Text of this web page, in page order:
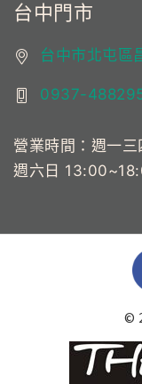
台中門市
台中市北屯區
0937-
營業時間：週一
週六日
©